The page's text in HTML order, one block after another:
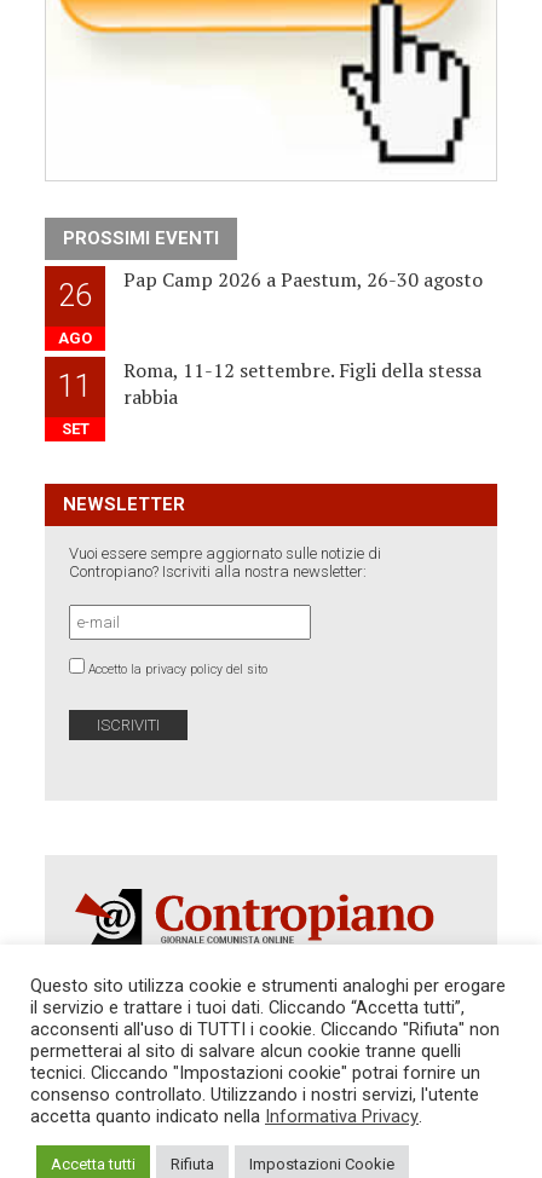
PROSSIMI EVENTI
26
AGO
Pap Camp 2026 a Paestum, 26-30 agosto
11
SET
Roma, 11-12 settembre. Figli della stessa
rabbia
NEWSLETTER
Vuoi essere sempre aggiornato sulle notizie di
Contropiano? Iscriviti alla nostra newsletter:
Accetto la privacy policy del sito
Autorizzazione del Tribunale di Roma 286 del 31
dicembre 2014. Direttore Responsabile: Sergio
Cararo. Indirizzo: V.Casalbruciato 27- sc. B - 00159
Roma -
Tel. 06.640.122.19 -redazione@contropiano.org
TG CONTROPIANO
LINK CONSIGLIATI
PRIVACY
COOKIE POLICY
Questo sito utilizza cookie e strumenti analoghi per erogare
il servizio e trattare i tuoi dati. Cliccando “Accetta tutti”,
acconsenti all'uso di TUTTI i cookie. Cliccando "Rifiuta" non
permetterai al sito di salvare alcun cookie tranne quelli
tecnici. Cliccando "Impostazioni cookie" potrai fornire un
consenso controllato. Utilizzando i nostri servizi, l'utente
accetta quanto indicato nella Informativa Privacy.
Accetta tutti Rifiuta Impostazioni Cookie